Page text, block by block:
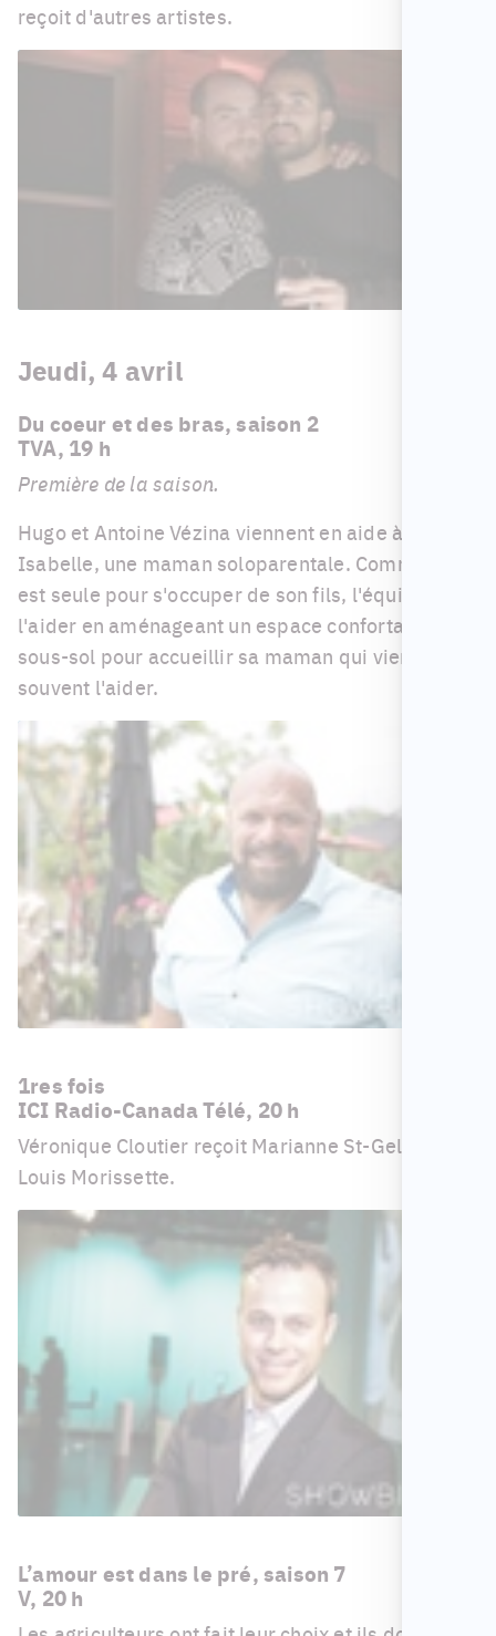
reçoit d'autres artistes.
Jeudi, 4 avril
Du coeur et des bras, saison 2
TVA, 19 h
Première de la saison.
Hugo et Antoine Vézina viennent en aide à
Isabelle, une maman soloparentale. Comme elle
est seule pour s'occuper de son fils, l'équipe vient
l'aider en aménageant un espace confortable au
sous-sol pour accueillir sa maman qui vient
souvent l'aider.
1res fois
ICI Radio-Canada Télé, 20 h
Véronique Cloutier reçoit Marianne St-Gelais et
Louis Morissette.
L’amour est dans le pré, saison 7
V, 20 h